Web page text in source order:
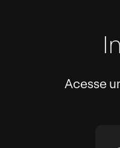
Acesse